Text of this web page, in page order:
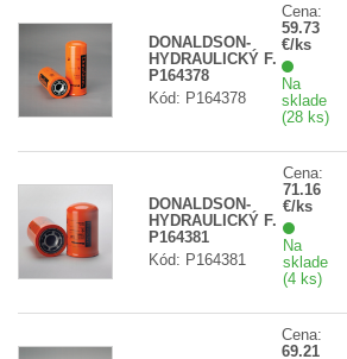
DONALDSON-
HYDRAULICKÝ F.
P164378
Kód: P164378
Cena:
59.73
€/ks
Na
sklade
(28 ks)
DONALDSON-
HYDRAULICKÝ F.
P164381
Kód: P164381
Cena:
71.16
€/ks
Na
sklade
(4 ks)
Cena:
69.21